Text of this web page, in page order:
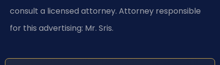
consult a licensed attorney. Attorney responsible
for this advertising: Mr. Sris.